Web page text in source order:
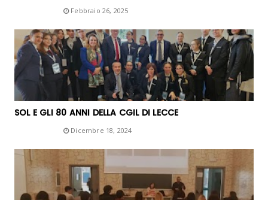
Febbraio 26, 2025
SOL E GLI 80 ANNI DELLA CGIL DI LECCE
Dicembre 18, 2024